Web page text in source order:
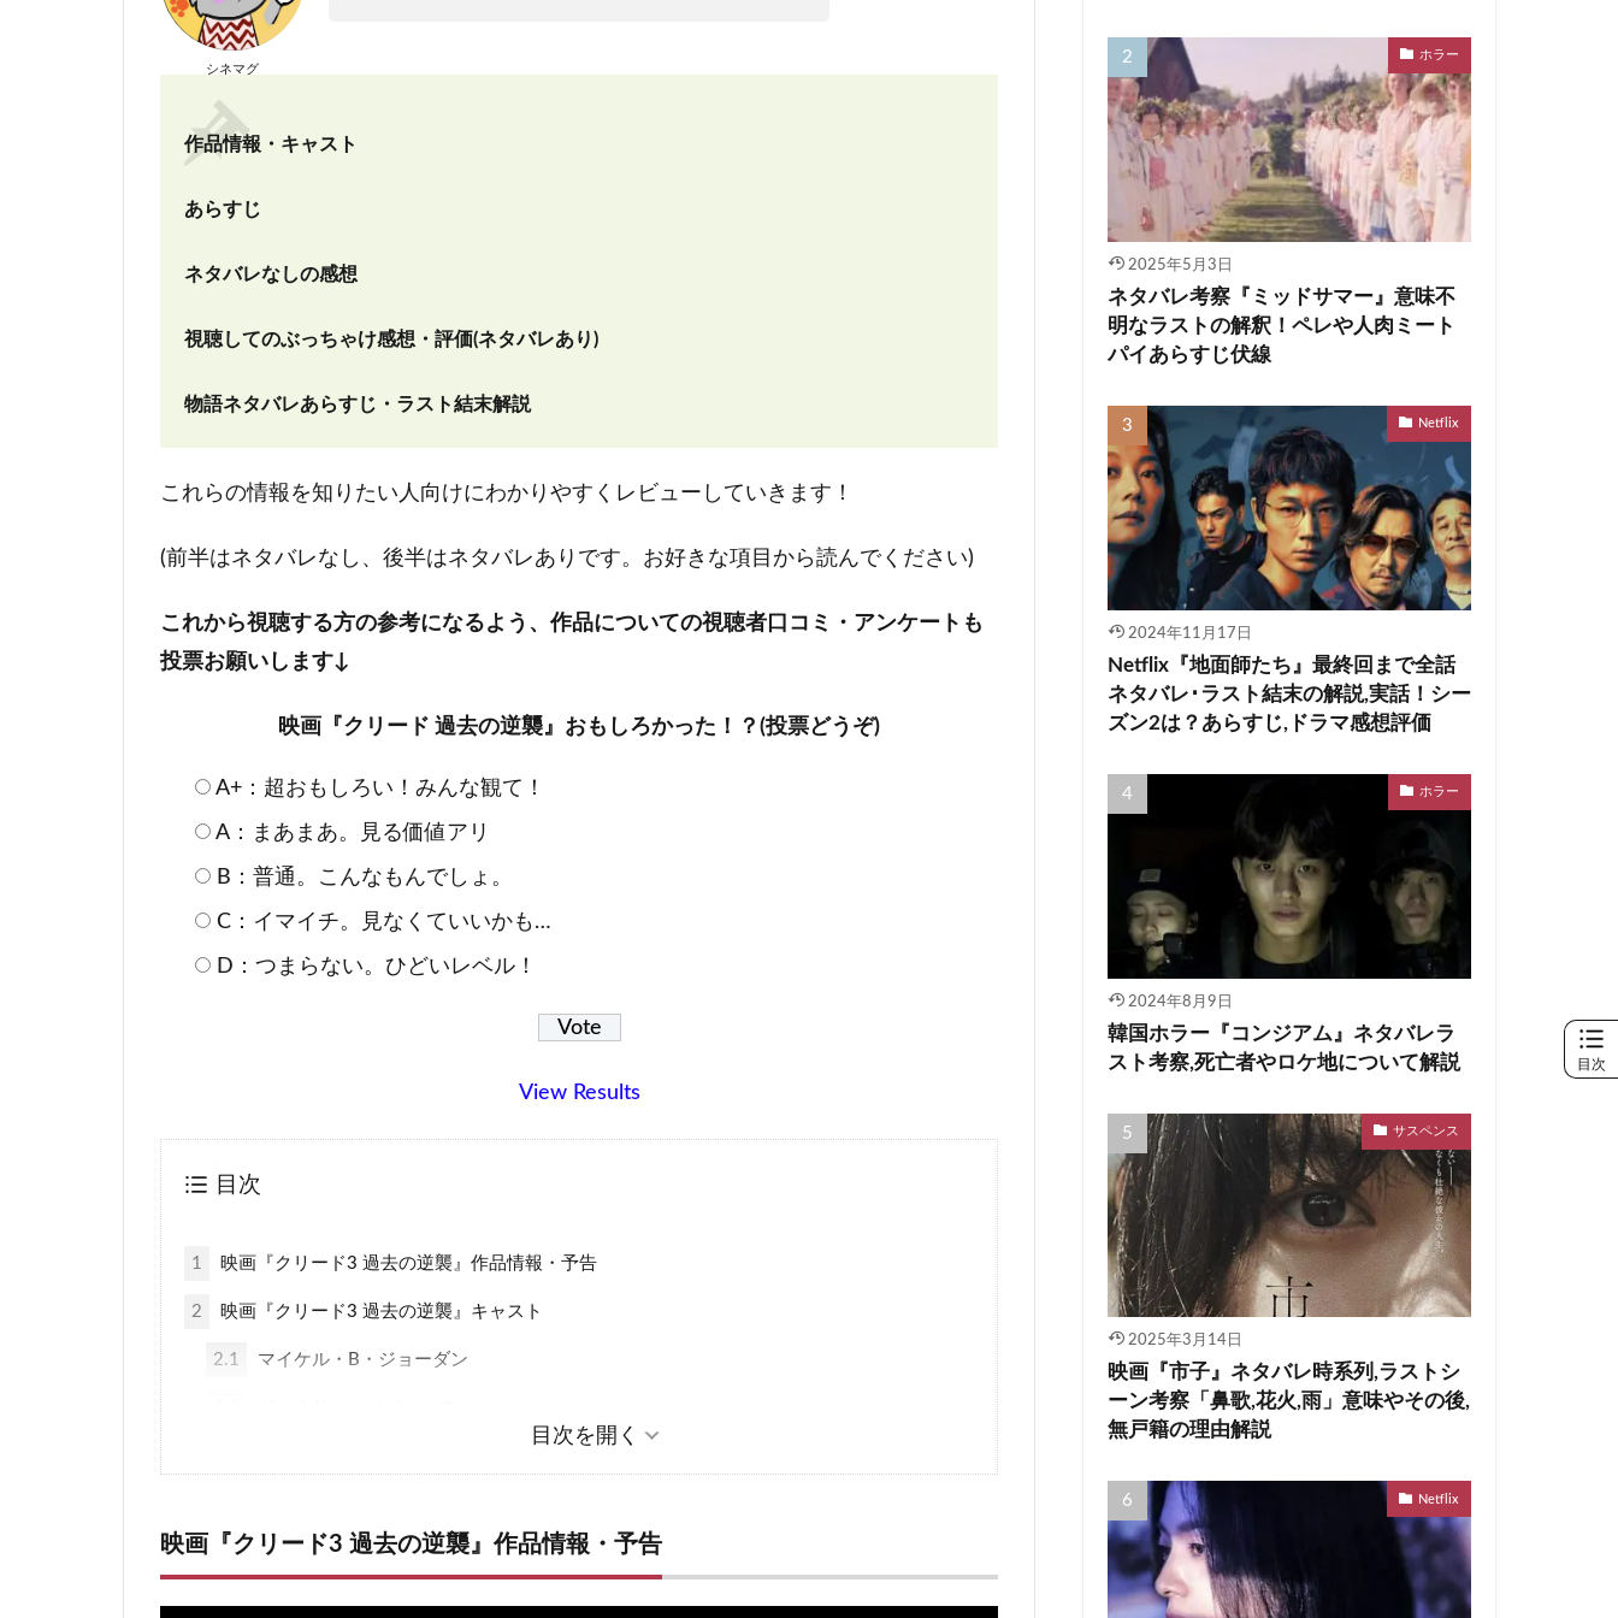
シネマグ
作品情報・キャスト
あらすじ
ネタバレなしの感想
視聴してのぶっちゃけ感想・評価(ネタバレあり)
物語ネタバレあらすじ・ラスト結末解説
これらの情報を知りたい人向けにわかりやすくレビューしていきます！
(前半はネタバレなし、後半はネタバレありです。お好きな項目から読んでください)
これから視聴する方の参考になるよう、作品についての視聴者口コミ・アンケートも
投票お願いします↓
映画『クリード 過去の逆襲』おもしろかった！？(投票どうぞ)
A+：超おもしろい！みんな観て！
A：まあまあ。見る価値アリ
B：普通。こんなもんでしょ。
C：イマイチ。見なくていいかも…
D：つまらない。ひどいレベル！
View Results
目次
1 映画『クリード3 過去の逆襲』作品情報・予告
2 映画『クリード3 過去の逆襲』キャスト
2.1 マイケル・B・ジョーダン
3 映画『クリード3 過去の逆襲』あらすじ
映画『クリード3 過去の逆襲』作品情報・予告
ホラー
2025年5月3日
ネタバレ考察『ミッドサマー』意味不
明なラストの解釈！ペレや人肉ミート
パイあらすじ伏線
Netflix
2024年11月17日
Netflix『地面師たち』最終回まで全話
ネタバレ･ラスト結末の解説,実話！シー
ズン2は？あらすじ,ドラマ感想評価
ホラー
2024年8月9日
韓国ホラー『コンジアム』ネタバレラ
スト考察,死亡者やロケ地について解説
サスペンス
2025年3月14日
映画『市子』ネタバレ時系列,ラストシ
ーン考察「鼻歌,花火,雨」意味やその後,
無戸籍の理由解説
Netflix
目次